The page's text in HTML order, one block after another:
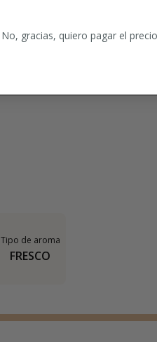
Tipo de aroma
FRESCO
No, gracias, quiero pagar el